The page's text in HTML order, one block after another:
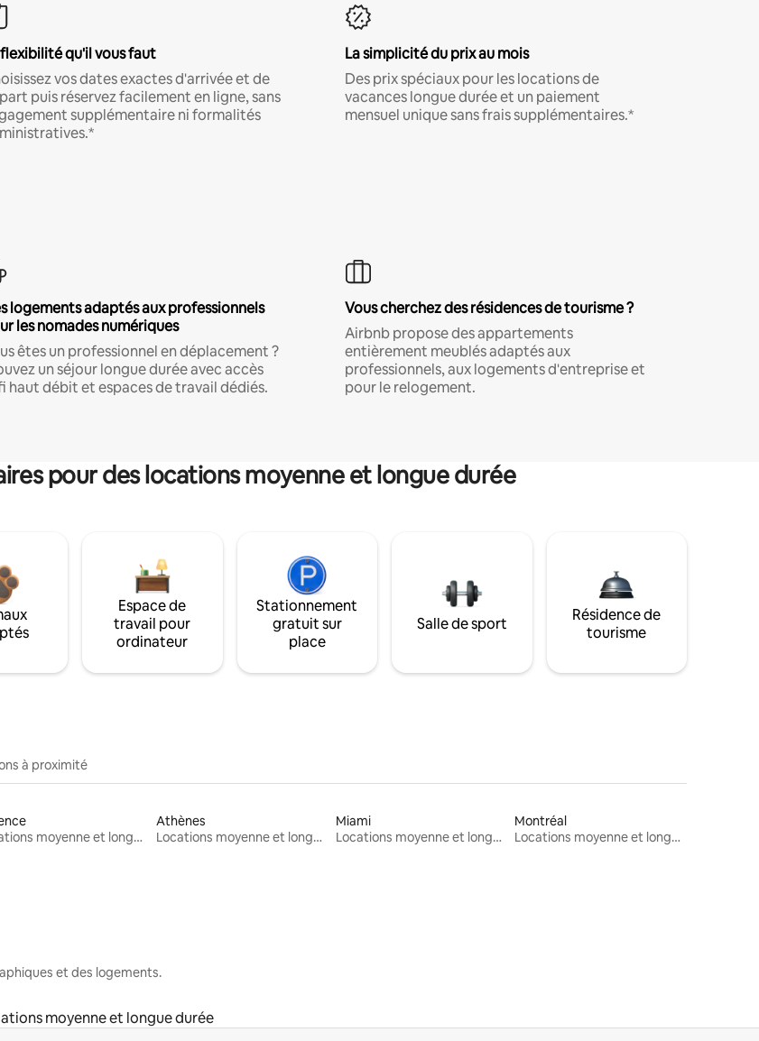
flexibilité qu'il vous faut
vos dates exactes d'arrivée et de
puis réservez facilement en ligne, sans
supplémentaire ni formalités
La simplicité du prix au mois
Des prix spéciaux pour les locations de
vacances longue durée et un paiement
mensuel unique sans frais supplémentaires.*
logements adaptés aux professionnels
les nomades numériques
êtes un professionnel en déplacement ?
un séjour longue durée avec accès
haut débit et espaces de travail dédiés.
Vous cherchez des résidences de tourisme ?
Airbnb propose des appartements
entièrement meublés adaptés aux
professionnels, aux logements d'entreprise et
pour le relogement.
pour des locations moyenne et longue durée
Espace de
travail pour
ordinateur
Stationnement
gratuit sur
place
Salle de sport
Résidence de
tourisme
à proximité
Locations moyenne et longue durée
Athènes
Locations moyenne et longue durée
Miami
Locations moyenne et longue durée
Montréal
Locations moyenne et longue durée
et des logements.
moyenne et longue durée